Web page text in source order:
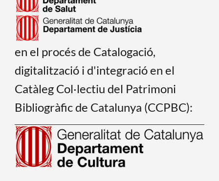
en el procés de Catalogació,
digitalització i d'integració en el
Catàleg Col·lectiu del Patrimoni
Bibliogràfic de Catalunya (CCPBC):